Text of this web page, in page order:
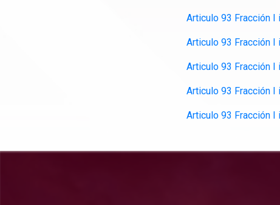
Articulo 93 Fracción I
Articulo 93 Fracción I
Articulo 93 Fracción I
Articulo 93 Fracción I
Articulo 93 Fracción I